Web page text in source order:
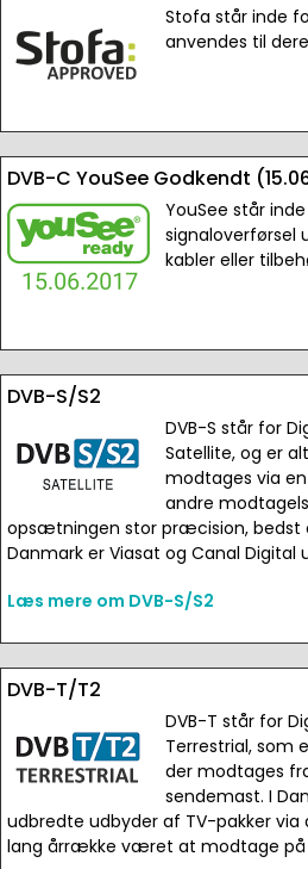
Stofa står inde
anvendes til
DVB-C YouSee Godkendt
YouSee står
signaloverførsel
kabler eller
DVB-S/S2
DVB-S står for
Satellite, og er
modtages via
andre
opsætningen stor præcision, bedst
Danmark er Viasat og Canal Digital
Læs mere om DVB-S/S2
DVB-T/T2
DVB-T står for
Terrestrial, som
der modtages
sendemast. I
udbredte udbyder af TV-pakker via
lang årrække været at modtage på